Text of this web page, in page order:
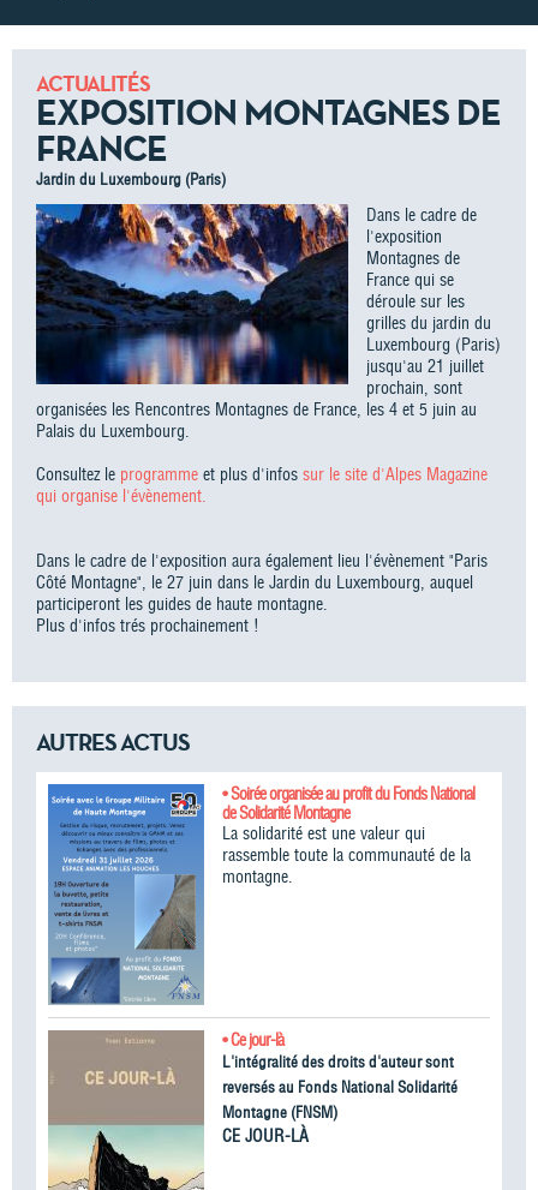
ACTUALITÉS
EXPOSITION MONTAGNES DE
FRANCE
Jardin du Luxembourg (Paris)
Dans le cadre de
l'exposition
Montagnes de
France qui se
déroule sur les
grilles du jardin du
Luxembourg (Paris)
jusqu'au 21 juillet
prochain, sont
organisées les Rencontres Montagnes de France, les 4 et 5 juin au
Palais du Luxembourg.
Consultez le programme et plus d'infos sur le site d'Alpes Magazine
qui organise l'évènement.
Dans le cadre de l'exposition aura également lieu l'évènement "Paris
Côté Montagne", le 27 juin dans le Jardin du Luxembourg, auquel
participeront les guides de haute montagne.
Plus d'infos trés prochainement !
AUTRES ACTUS
• Soirée organisée au profit du Fonds National
de Solidarité Montagne
La solidarité est une valeur qui
rassemble toute la communauté de la
montagne.
• Ce jour-là
L'intégralité des droits d'auteur sont
reversés au Fonds National Solidarité
Montagne (FNSM)
CE JOUR-LÀ